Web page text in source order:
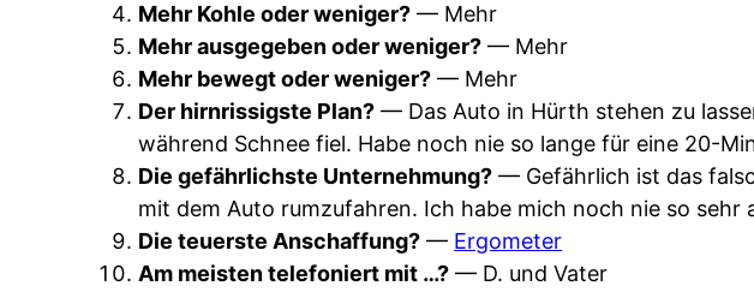
Mehr Kohle oder weniger? — Mehr
Mehr ausgegeben oder weniger? — Mehr
Mehr bewegt oder weniger? — Mehr
Der hirnrissigste Plan? — Das Auto in Hürth stehen zu
während Schnee fiel. Habe noch nie so lange für eine 20-
Die gefährlichste Unternehmung? — Gefährlich ist das
mit dem Auto rumzufahren. Ich habe mich noch nie so sehr
Die teuerste Anschaffung? — Ergometer
Am meisten telefoniert mit …? — D. und Vater